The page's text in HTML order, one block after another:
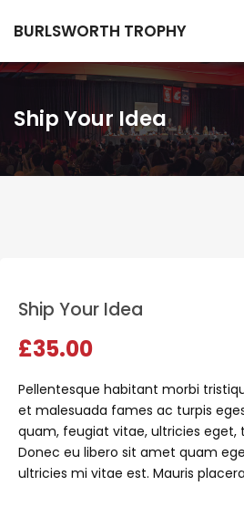
BURLSWORTH TROPHY
Ship Your Idea
Ship Your Idea
£35.00
Pellentesque habitant morbi
et malesuada fames ac turpis
quam, feugiat vitae, ultricies
Donec eu libero sit amet quam
ultricies mi vitae est. Mauris